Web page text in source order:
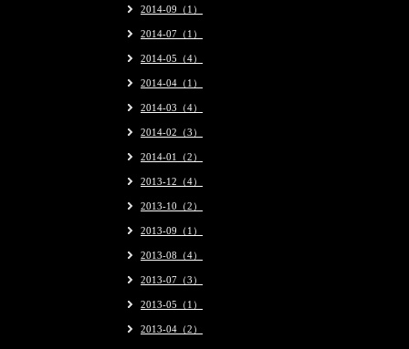
2014-09（1）
2014-07（1）
2014-05（4）
2014-04（1）
2014-03（4）
2014-02（3）
2014-01（2）
2013-12（4）
2013-10（2）
2013-09（1）
2013-08（4）
2013-07（3）
2013-05（1）
2013-04（2）